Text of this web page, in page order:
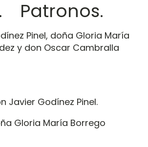
Patronos.
Pinel, doña Gloria María
y don Oscar Cambralla
Javier Godínez Pinel.
Gloria María Borrego